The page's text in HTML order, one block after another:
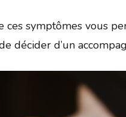
ces symptômes vous
décider d’un